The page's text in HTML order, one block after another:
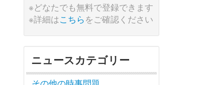
※どなたでも無料で登録できます
※詳細はこちらをご確認ください
ニュースカテゴリー